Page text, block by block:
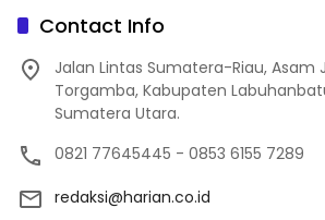
Contact Info
Jalan Lintas Sumatera-Riau, Asam
Torgamba, Kabupaten
Sumatera Utara.
0821 77645445 - 0853 6155 7289
redaksi@harian.co.id